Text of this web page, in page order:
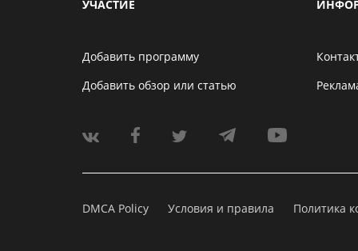
УЧАСТИЕ
Добавить программу
Добавить обзор или статью
DMCA Policy Условия и правила Политика